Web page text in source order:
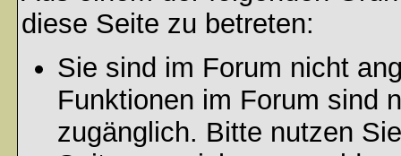
diese Seite zu betreten:
Sie sind im Forum nicht
Funktionen im Forum sind
zugänglich. Bitte nutzen